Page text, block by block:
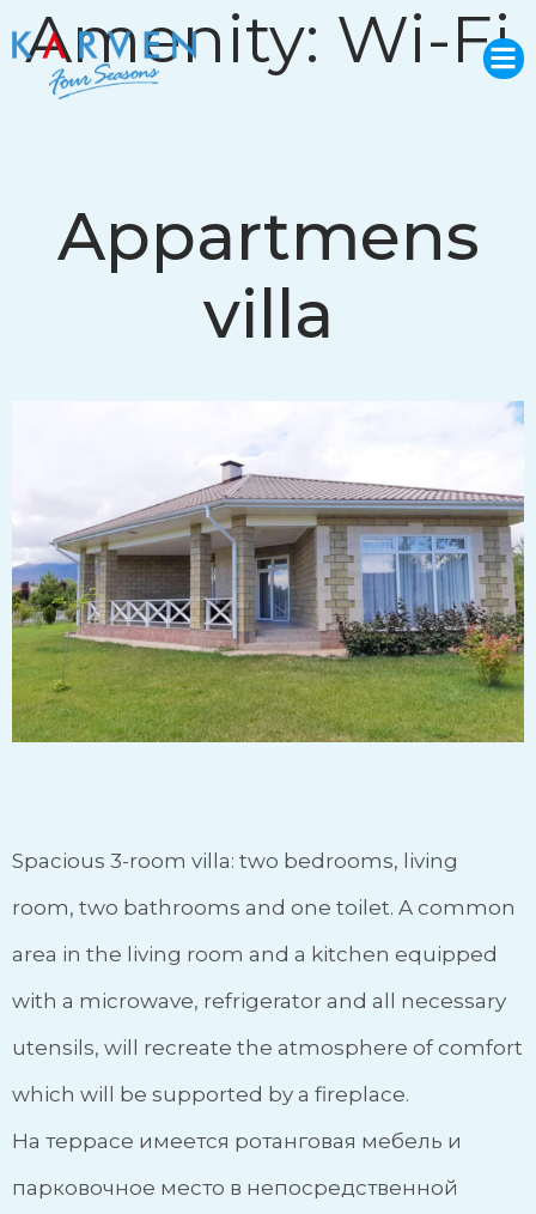
Amenity: Wi-Fi
Appartmens
villa
Spacious 3-room villa: two bedrooms, living
room, two bathrooms and one toilet. A common
area in the living room and a kitchen equipped
with a microwave, refrigerator and all necessary
utensils, will recreate the atmosphere of comfort
which will be supported by a fireplace.
На террасе имеется ротанговая мебель и
парковочное место в непосредственной